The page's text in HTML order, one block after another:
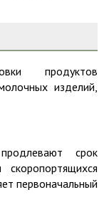
продуктов
изделий,
срок
первоначальный